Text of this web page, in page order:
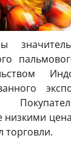
низкими
торговли.